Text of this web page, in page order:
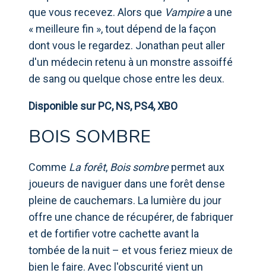
que vous recevez. Alors que Vampirea une
« meilleure fin », tout dépend de la façon
dont vous le regardez. Jonathan peut aller
d'un médecin retenu à un monstre assoiffé
de sang ou quelque chose entre les deux.
Disponible sur PC, NS, PS4, XBO
BOIS SOMBRE
Comme La forêt, Bois sombrepermet aux
joueurs de naviguer dans une forêt dense
pleine de cauchemars. La lumière du jour
offre une chance de récupérer, de fabriquer
et de fortifier votre cachette avant la
tombée de la nuit – et vous feriez mieux de
bien le faire. Avec l'obscurité vient un